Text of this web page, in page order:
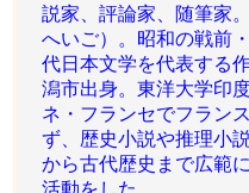
説家、評論家、随筆家
へいご）。昭和の戦前
代日本文学を代表する
潟市出身。東洋大学印
ネ・フランセでフラン
ず、歴史小説や推理小
から古代歴史まで広範
活動をした。